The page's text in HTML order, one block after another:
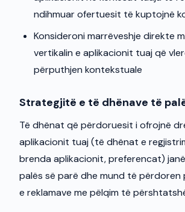
ndihmuar ofertuesit të kuptojnë
Konsideroni marrëveshje direkte
vertikalin e aplikacionit tuaj që
përputhjen kontekstuale
Strategjitë e të dhënave të
Të dhënat që përdoruesit i ofrojnë
aplikacionit tuaj (të dhënat e
brenda aplikacionit, preferencat)
palës së parë dhe mund të përdoren
e reklamave me pëlqim të